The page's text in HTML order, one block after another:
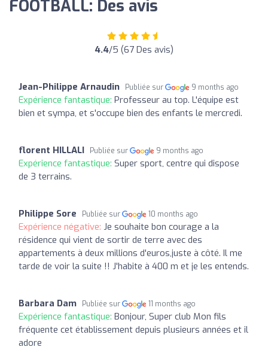
FOOTBALL: Des avis
4.4/5 (67 Des avis)
Jean-Philippe Arnaudin Publiée sur 9 months ago
Expérience fantastique: Professeur au top. L'équipe est
bien et sympa, et s'occupe bien des enfants le mercredi.
florent HILLALI Publiée sur 9 months ago
Expérience fantastique: Super sport, centre qui dispose
de 3 terrains.
Philippe Sore Publiée sur 10 months ago
Expérience négative: Je souhaite bon courage a la
résidence qui vient de sortir de terre avec des
appartements à deux millions d'euros,juste à côté. Il me
tarde de voir la suite !! J'habite à 400 m et je les entends.
Barbara Dam Publiée sur 11 months ago
Expérience fantastique: Bonjour, Super club Mon fils
fréquente cet établissement depuis plusieurs années et il
adore